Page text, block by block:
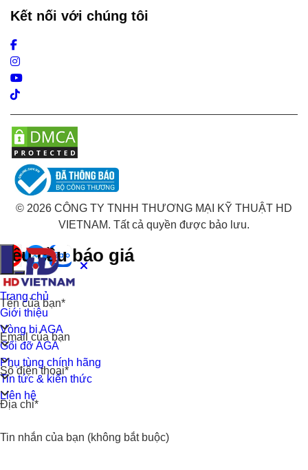
Kết nối với chúng tôi
Facebook
Instagram
Youtube
Tiktok
© 2026 CÔNG TY TNHH THƯƠNG MẠI KỸ THUẬT HD
VIETNAM. Tất cả quyền được bảo lưu.
Yêu cầu báo giá
Tên của bạn*
Email của bạn
Số điện thoại*
Địa chỉ*
Tin nhắn của bạn (không bắt buộc)
Trang chủ
Giới thiệu
Vòng bi AGA
Gối đỡ AGA
Phụ tùng chính hãng
Tin tức & kiến thức
Liên hệ